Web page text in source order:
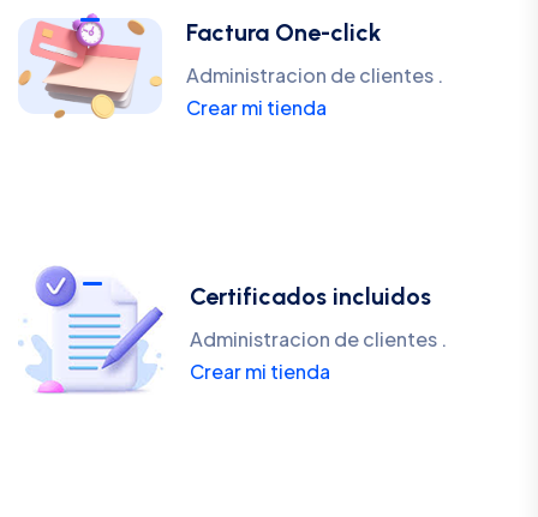
Factura One-click
Administracion de clientes .
Crear mi tienda
Certificados incluidos
Administracion de clientes .
Crear mi tienda